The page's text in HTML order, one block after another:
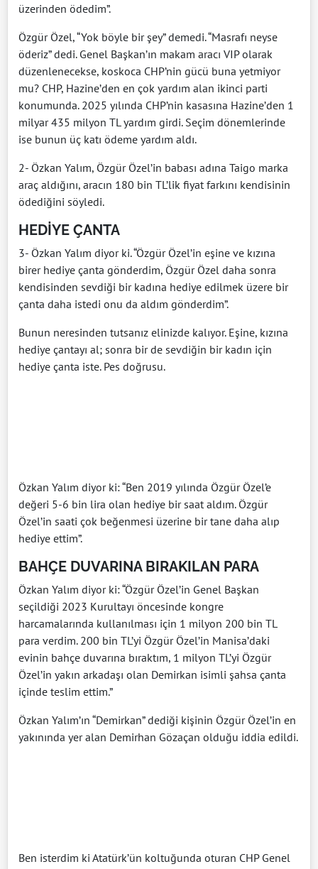
üzerinden ödedim”.
Özgür Özel, “Yok böyle bir şey” demedi. “Masrafı neyse
öderiz” dedi. Genel Başkan’ın makam aracı VIP olarak
düzenlenecekse, koskoca CHP’nin gücü buna yetmiyor
mu? CHP, Hazine’den en çok yardım alan ikinci parti
konumunda. 2025 yılında CHP’nin kasasına Hazine’den 1
milyar 435 milyon TL yardım girdi. Seçim dönemlerinde
ise bunun üç katı ödeme yardım aldı.
2- Özkan Yalım, Özgür Özel’in babası adına Taigo marka
araç aldığını, aracın 180 bin TL’lik fiyat farkını kendisinin
ödediğini söyledi.
HEDİYE ÇANTA
3- Özkan Yalım diyor ki. “Özgür Özel’in eşine ve kızına
birer hediye çanta gönderdim, Özgür Özel daha sonra
kendisinden sevdiği bir kadına hediye edilmek üzere bir
çanta daha istedi onu da aldım gönderdim”.
Bunun neresinden tutsanız elinizde kalıyor. Eşine, kızına
hediye çantayı al; sonra bir de sevdiğin bir kadın için
hediye çanta iste. Pes doğrusu.
Özkan Yalım diyor ki: “Ben 2019 yılında Özgür Özel’e
değeri 5-6 bin lira olan hediye bir saat aldım. Özgür
Özel’in saati çok beğenmesi üzerine bir tane daha alıp
hediye ettim”.
BAHÇE DUVARINA BIRAKILAN PARA
Özkan Yalım diyor ki: “Özgür Özel’in Genel Başkan
seçildiği 2023 Kurultayı öncesinde kongre
harcamalarında kullanılması için 1 milyon 200 bin TL
para verdim. 200 bin TL’yi Özgür Özel’in Manisa’daki
evinin bahçe duvarına bıraktım, 1 milyon TL’yi Özgür
Özel’in yakın arkadaşı olan Demirkan isimli şahsa çanta
içinde teslim ettim.”
Özkan Yalım’ın “Demirkan” dediği kişinin Özgür Özel’in en
yakınında yer alan Demirhan Gözaçan olduğu iddia edildi.
Ben isterdim ki Atatürk’ün koltuğunda oturan CHP Genel